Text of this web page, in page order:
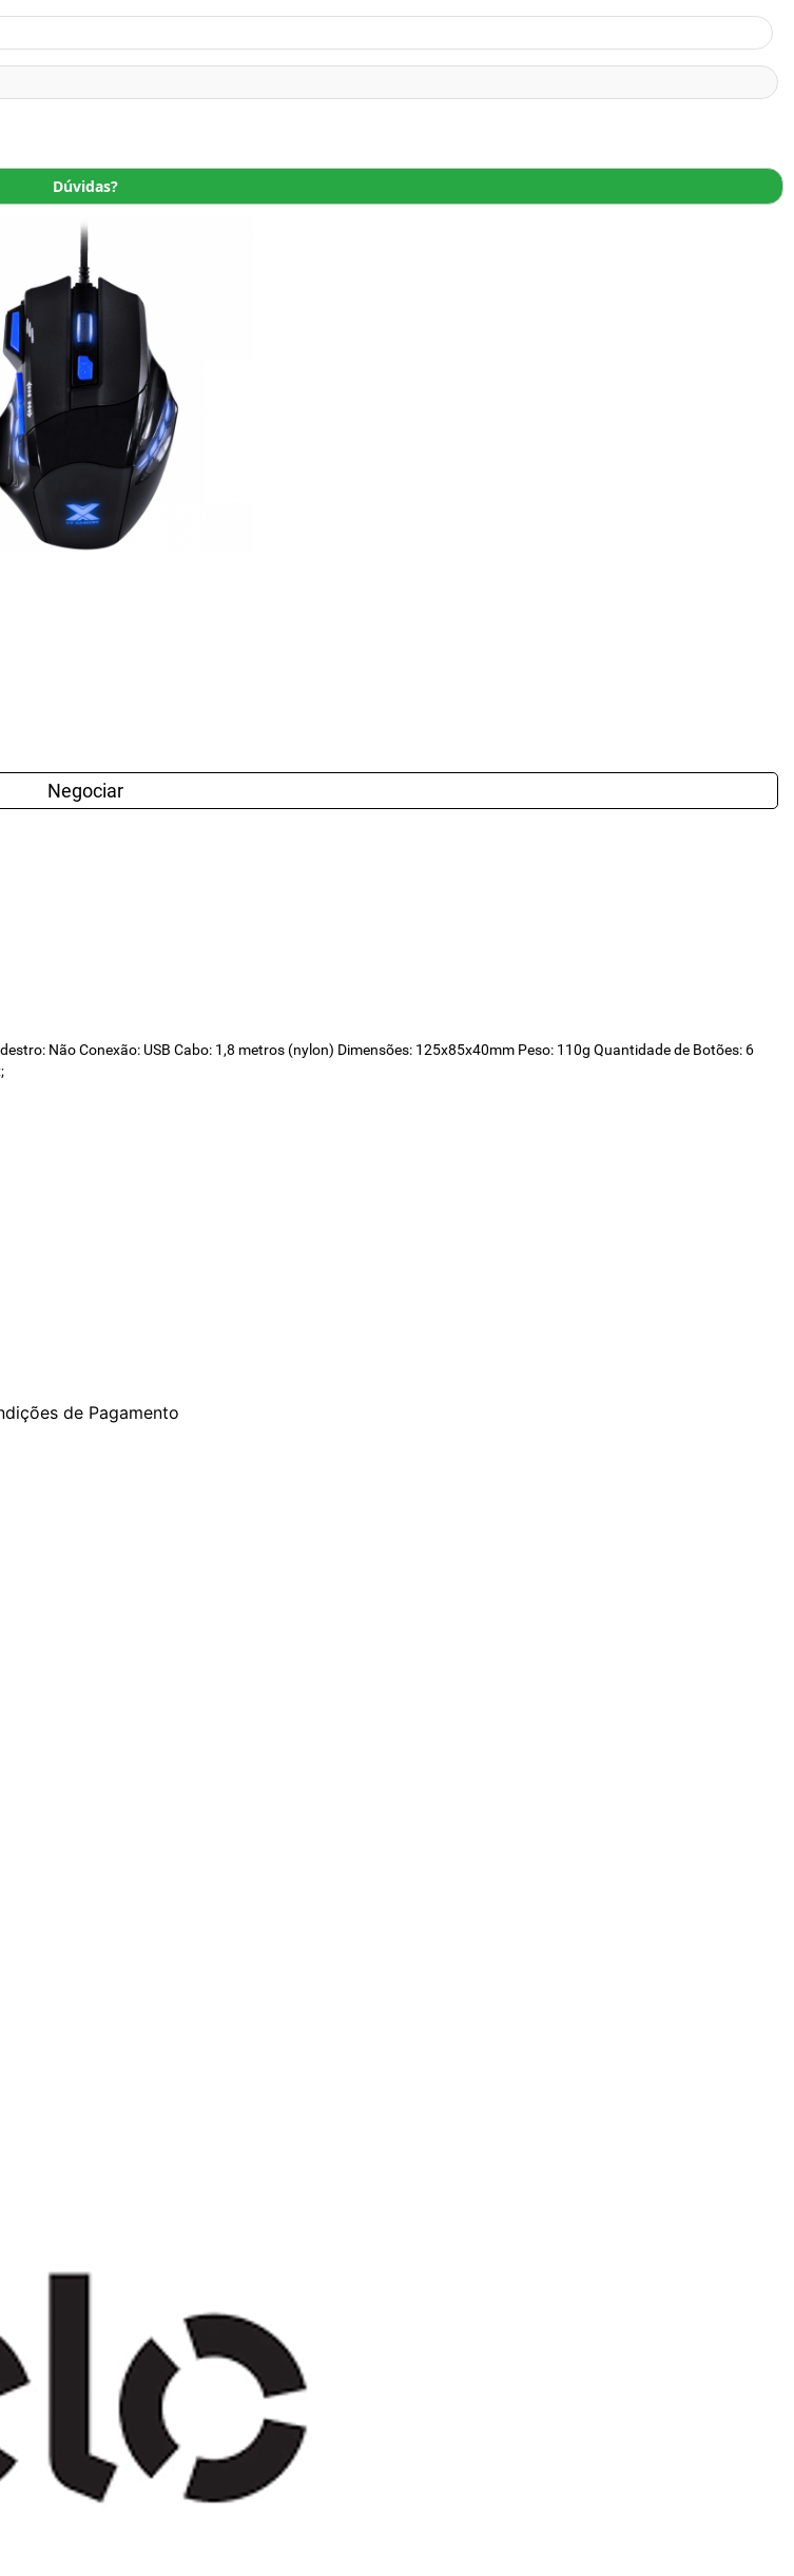
Dúvidas?
Negociar
Não Conexão: USB Cabo: 1,8 metros (nylon) Dimensões: 125x85x40mm Peso: 110g Quantidade de Botões: 6
de Pagamento